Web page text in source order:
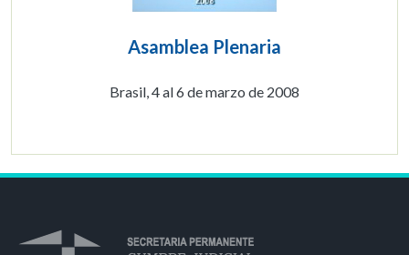
Asamblea Plenaria
Brasil, 4 al 6 de marzo de 2008